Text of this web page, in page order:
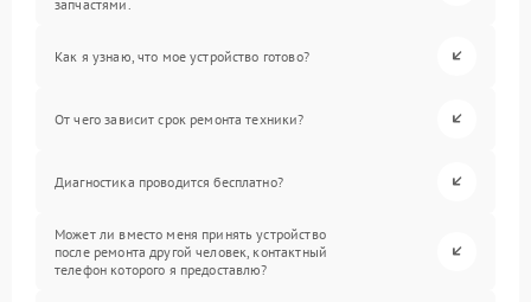
запчастями.
Как я узнаю, что мое устройство готово?
От чего зависит срок ремонта техники?
Диагностика проводится бесплатно?
Может ли вместо меня принять устройство
после ремонта другой человек, контактный
телефон которого я предоставлю?